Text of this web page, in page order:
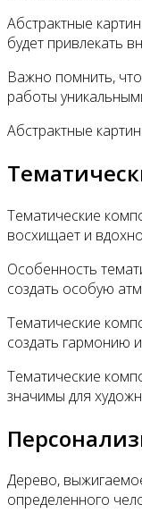
Абстрактные
будет привлекать
Важно помнить,
работы
Абстрактные
Тематические
восхищает и
Особенность
создать особую
Тематические
создать гармонию
Тематические
значимы для
Дерево,
определенного